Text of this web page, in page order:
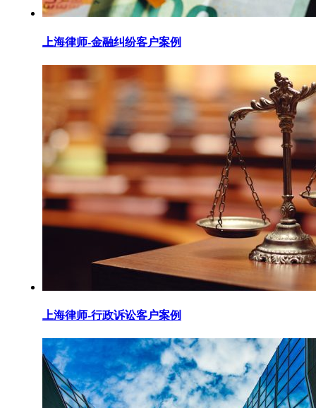
上海律师-金融纠纷客户案例
上海律师-行政诉讼客户案例